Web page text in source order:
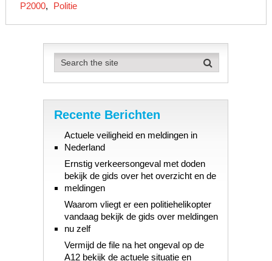
P2000, Politie
Recente Berichten
Actuele veiligheid en meldingen in
Nederland
Ernstig verkeersongeval met doden
bekijk de gids over het overzicht en de
meldingen
Waarom vliegt er een politiehelikopter
vandaag bekijk de gids over meldingen
nu zelf
Vermijd de file na het ongeval op de
A12 bekijk de actuele situatie en